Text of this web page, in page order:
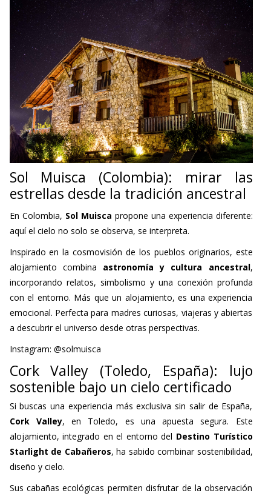
Sol Muisca (Colombia): mirar las
estrellas desde la tradición ancestral
En Colombia, Sol Muisca propone una experiencia diferente:
aquí el cielo no solo se observa, se interpreta.
Inspirado en la cosmovisión de los pueblos originarios, este
alojamiento combina astronomía y cultura ancestral,
incorporando relatos, simbolismo y una conexión profunda
con el entorno. Más que un alojamiento, es una experiencia
emocional. Perfecta para madres curiosas, viajeras y abiertas
a descubrir el universo desde otras perspectivas.
Instagram: @solmuisca
Cork Valley (Toledo, España): lujo
sostenible bajo un cielo certificado
Si buscas una experiencia más exclusiva sin salir de España,
Cork Valley, en Toledo, es una apuesta segura. Este
alojamiento, integrado en el entorno del Destino Turístico
Starlight de Cabañeros, ha sabido combinar sostenibilidad,
diseño y cielo.
Sus cabañas ecológicas permiten disfrutar de la observación